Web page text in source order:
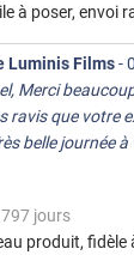
à poser, envoi
Luminis Films-
Merci
ravis que votre
belle journée à
jours
produit, fidèle